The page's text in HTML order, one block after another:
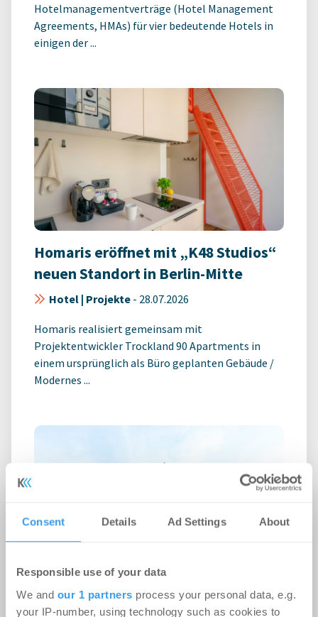
Consent Details Ad Settings About
Responsible use of your data
We and our 1 partners process your personal data, e.g.
your IP-number, using technology such as cookies to
Hotelmanagementverträge (Hotel Management
Agreements, HMAs) für vier bedeutende Hotels in
einigen der ...
Homaris eröffnet mit „K48 Studios“
neuen Standort in Berlin-Mitte
Hotel | Projekte - 28.07.2026
Homaris realisiert gemeinsam mit
Projektentwickler Trockland 90 Apartments in
einem ursprünglich als Büro geplanten Gebäude /
Modernes ...